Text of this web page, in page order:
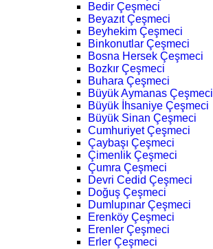
Bedir Çeşmeci
Beyazıt Çeşmeci
Beyhekim Çeşmeci
Binkonutlar Çeşmeci
Bosna Hersek Çeşmeci
Bozkır Çeşmeci
Buhara Çeşmeci
Büyük Aymanas Çeşmeci
Büyük İhsaniye Çeşmeci
Büyük Sinan Çeşmeci
Cumhuriyet Çeşmeci
Çaybaşı Çeşmeci
Çimenlik Çeşmeci
Çumra Çeşmeci
Devri Cedid Çeşmeci
Doğuş Çeşmeci
Dumlupınar Çeşmeci
Erenköy Çeşmeci
Erenler Çeşmeci
Erler Çeşmeci